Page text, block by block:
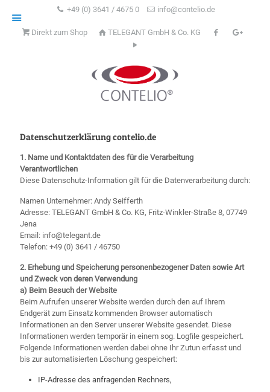
+49 (0) 3641 / 4675 0 info@contelio.de
Direkt zum Shop TELEGANT GmbH & Co. KG
Datenschutzerklärung contelio.de
1. Name und Kontaktdaten des für die Verarbeitung
Verantwortlichen
Diese Datenschutz-Information gilt für die Datenverarbeitung durch:
Namen Unternehmer: Andy Seifferth
Adresse: TELEGANT GmbH & Co. KG, Fritz-Winkler-Straße 8, 07749
Jena
Email: info@telegant.de
Telefon: +49 (0) 3641 / 46750
2. Erhebung und Speicherung personenbezogener Daten sowie Art
und Zweck von deren Verwendung
a) Beim Besuch der Website
Beim Aufrufen unserer Website werden durch den auf Ihrem
Endgerät zum Einsatz kommenden Browser automatisch
Informationen an den Server unserer Website gesendet. Diese
Informationen werden temporär in einem sog. Logfile gespeichert.
Folgende Informationen werden dabei ohne Ihr Zutun erfasst und
bis zur automatisierten Löschung gespeichert:
IP-Adresse des anfragenden Rechners,